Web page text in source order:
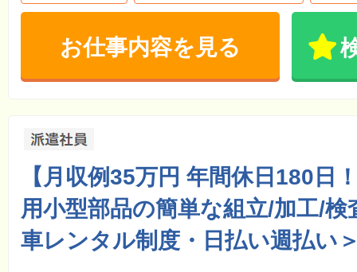
お仕事内容を見る
【月収例35万円 年間休日180日
用小型部品の簡単な組立/加工/検
車レンタル制度・日払い週払い